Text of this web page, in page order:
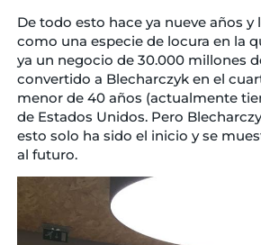
De todo esto hace ya nueve años y
como una especie de locura en la
ya un negocio de 30.000 millones
convertido a Blecharczyk en el
menor de 40 años (actualmente
de Estados Unidos. Pero
esto solo ha sido el inicio y se
al futuro.